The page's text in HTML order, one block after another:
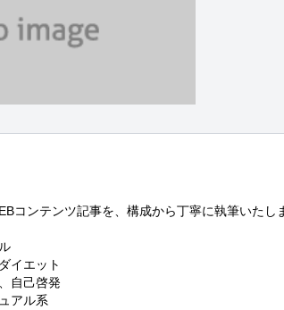
コンテンツ記事を、構成から丁寧に執筆いたし
イエット
自己啓発
アル系